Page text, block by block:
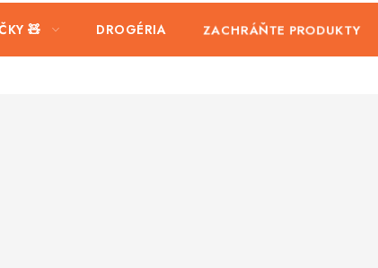
🧸 DROGÉRIA ZACHRÁŇTE PRODUKTY